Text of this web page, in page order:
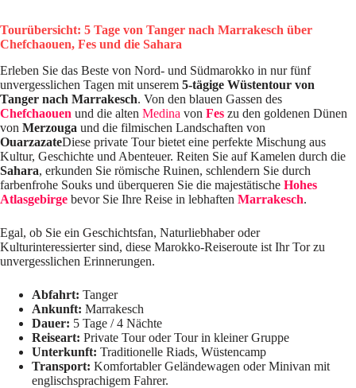
Tourübersicht: 5 Tage von Tanger nach Marrakesch über
Chefchaouen, Fes und die Sahara
Erleben Sie das Beste von Nord- und Südmarokko in nur fünf
unvergesslichen Tagen mit unserem 5-tägige Wüstentour von
Tanger nach Marrakesch. Von den blauen Gassen des
Chefchaouen und die alten Medina von Fes zu den goldenen Dünen
von Merzouga und die filmischen Landschaften von
OuarzazateDiese private Tour bietet eine perfekte Mischung aus
Kultur, Geschichte und Abenteuer. Reiten Sie auf Kamelen durch die
Sahara, erkunden Sie römische Ruinen, schlendern Sie durch
farbenfrohe Souks und überqueren Sie die majestätische Hohes
Atlasgebirge bevor Sie Ihre Reise in lebhaften Marrakesch.
Egal, ob Sie ein Geschichtsfan, Naturliebhaber oder
Kulturinteressierter sind, diese Marokko-Reiseroute ist Ihr Tor zu
unvergesslichen Erinnerungen.
Abfahrt: Tanger
Ankunft: Marrakesch
Dauer: 5 Tage / 4 Nächte
Reiseart: Private Tour oder Tour in kleiner Gruppe
Unterkunft: Traditionelle Riads, Wüstencamp
Transport: Komfortabler Geländewagen oder Minivan mit
englischsprachigem Fahrer.